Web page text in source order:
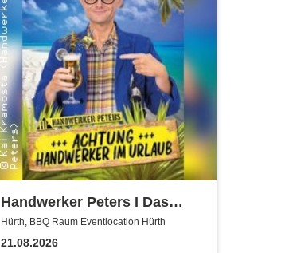
Handwerker Peters I Das
Sommer Event | Achtung -
Handwerker im UrlaubOpen
Hürth, BBQ Raum Eventlocation Hürth
21.08.2026